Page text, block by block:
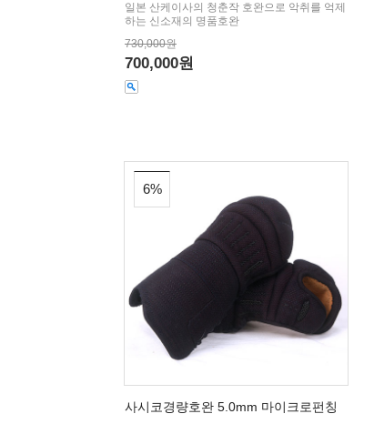
일본 산케이사의 청춘작 호완으로 악취를 억제
하는 신소재의 명품호완
730,000원
700,000원
6%
사시코경량호완 5.0mm 마이크로펀칭